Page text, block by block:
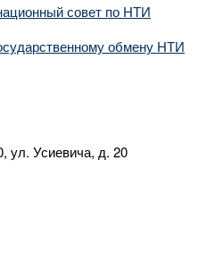
совет по НТИ
обмену НТИ
ул. Усиевича, д. 20